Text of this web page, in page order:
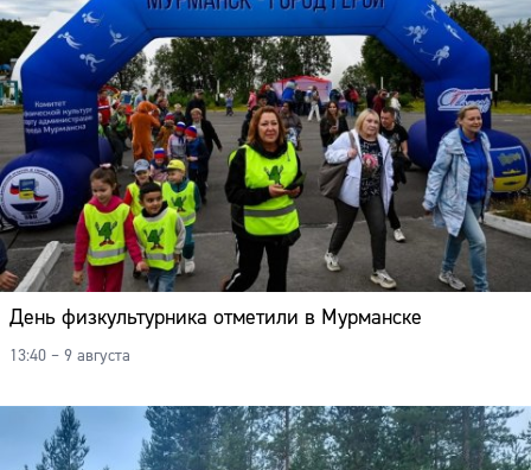
День физкультурника отметили в Мурманске
13:40 – 9 августа